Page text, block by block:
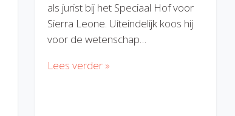
als jurist bij het Speciaal Hof voor
Sierra Leone. Uiteindelijk koos hij
voor de wetenschap…
Lees verder »